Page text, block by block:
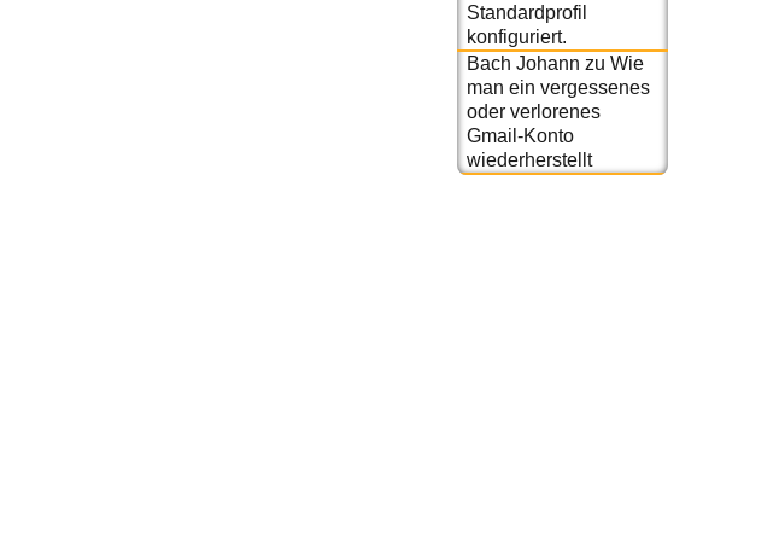
Standardprofil
konfiguriert.
Bach Johann zu Wie
man ein vergessenes
oder verlorenes
Gmail-Konto
wiederherstellt